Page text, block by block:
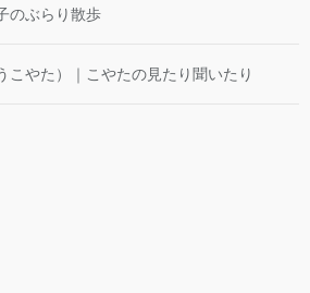
のぶらり散歩
こやた）｜こやたの見たり聞いたり